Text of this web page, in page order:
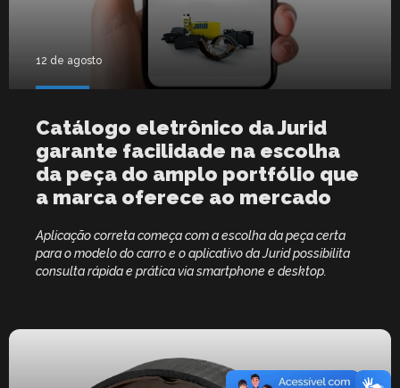
12 de agosto
Catálogo eletrônico da Jurid
garante facilidade na escolha
da peça do amplo portfólio que
a marca oferece ao mercado
Aplicação correta começa com a escolha da peça certa
para o modelo do carro e o aplicativo da Jurid possibilita
consulta rápida e prática via smartphone e desktop.